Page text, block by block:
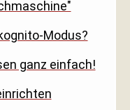
Modus?
ganz einfach!